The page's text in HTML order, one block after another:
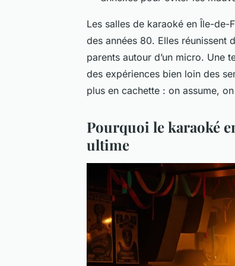
Les salles de karaoké en Île-de-
des années 80. Elles réunissent
parents autour d’un micro. Une
des expériences bien loin des
plus en cachette : on assume, on
Pourquoi le karaoké
ultime